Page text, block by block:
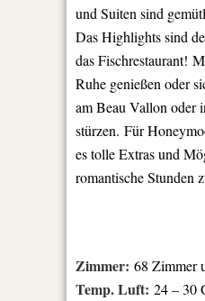
und Suiten sind
Das Highlights sind
das Fischrestaurant!
Ruhe genießen oder
am Beau Vallon oder
stürzen. Für
es tolle Extras und
romantische Stunden
Zimmer: 68 Zimmer
Temp. Luft: 24 – 30